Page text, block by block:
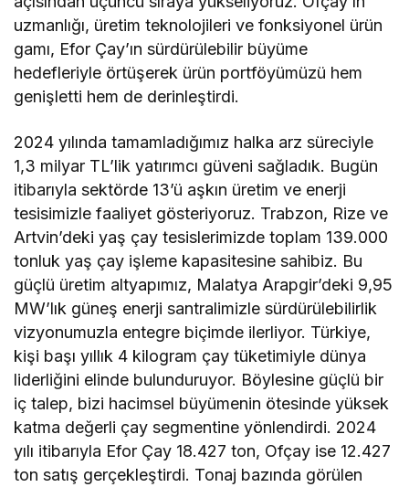
uzmanlığı, üretim teknolojileri ve fonksiyonel ürün
gamı, Efor Çay’ın sürdürülebilir büyüme
hedefleriyle örtüşerek ürün portföyümüzü hem
genişletti hem de derinleştirdi.
2024 yılında tamamladığımız halka arz süreciyle
1,3 milyar TL’lik yatırımcı güveni sağladık. Bugün
itibarıyla sektörde 13’ü aşkın üretim ve enerji
tesisimizle faaliyet gösteriyoruz. Trabzon, Rize ve
Artvin’deki yaş çay tesislerimizde toplam 139.000
tonluk yaş çay işleme kapasitesine sahibiz. Bu
güçlü üretim altyapımız, Malatya Arapgir’deki 9,95
MW’lık güneş enerji santralimizle sürdürülebilirlik
vizyonumuzla entegre biçimde ilerliyor. Türkiye,
kişi başı yıllık 4 kilogram çay tüketimiyle dünya
liderliğini elinde bulunduruyor. Böylesine güçlü bir
iç talep, bizi hacimsel büyümenin ötesinde yüksek
katma değerli çay segmentine yönlendirdi. 2024
yılı itibarıyla Efor Çay 18.427 ton, Ofçay ise 12.427
ton satış gerçekleştirdi. Tonaj bazında görülen